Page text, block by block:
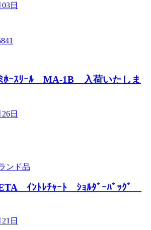
日
ﾎｰｽﾘｰﾙ MA-1B 入荷いたしま
日
ンド品
ｲﾝﾄﾚﾁｬｰﾄ ｼｮﾙﾀﾞｰﾊﾞｯｸﾞ
日